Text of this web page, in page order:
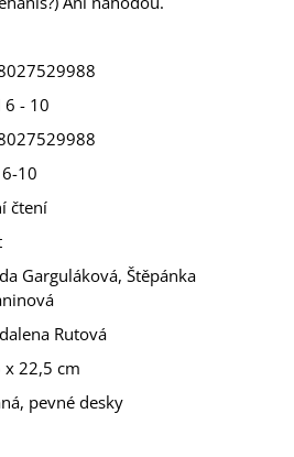
6 - 10
10
čtení
Garguláková, Štěpánka
Rutová
x 22,5 cm
pevné desky